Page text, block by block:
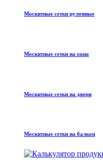
Москитные сетки рулонные
Москитные сетки на окна
Москитные сетки на двери
Москитные сетки на балкон